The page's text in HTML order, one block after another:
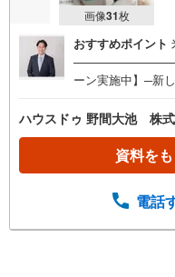
画像31枚
おすすめポイント
ーン実施中】─新
ま」が応援！■来
※ ■ご成約:JCBギ
入に ）さらに期
意！追加特典の条
い！※QUOカード
ハウスドゥ 野間大池 株式
資料を
電話